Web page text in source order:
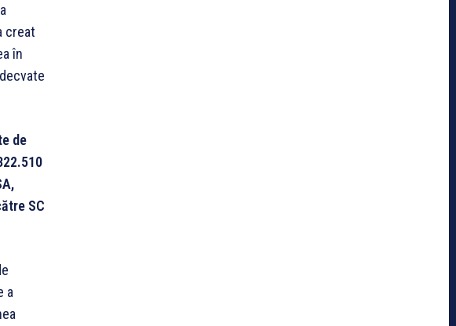
creat
în
de
SC
a